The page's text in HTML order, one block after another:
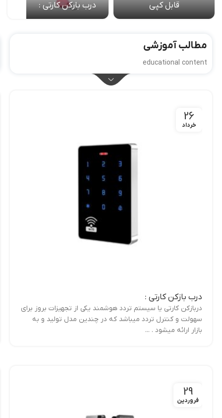
قابل کپی
درب بازکن کارتی :
مطالب آموزشی
educational content
26
خرداد
درب بازکن کارتی :
دربازکن کارتی یا سیستم تردد هوشمند یکی از تجهیزات بروز برای
سهولت و کنترل تردد میباشد که در چندین مدل تولید و به
بازار ارائه میشود . ...
29
فروردین